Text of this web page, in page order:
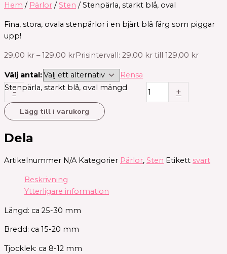
Hem / Pärlor / Sten / Stenpärla, starkt blå, oval
Fina, stora, ovala stenpärlor i en bjärt blå färg som piggar
upp!
29,00 kr – 129,00 krPrisintervall: 29,00 kr till 129,00 kr
Välj antal: Rensa
-
Stenpärla, starkt blå, oval mängd +
Lägg till i varukorg
Dela
Artikelnummer N/A Kategorier Pärlor, Sten Etikett svart
Beskrivning
Ytterligare information
Längd: ca 25-30 mm
Bredd: ca 15-20 mm
Tjocklek: ca 8-12 mm